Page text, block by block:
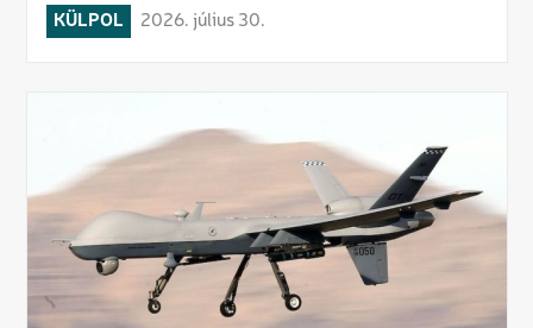
KÜLPOL 2026. július 30.